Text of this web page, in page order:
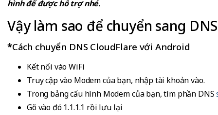
hình để được hỗ trợ nhé.
Vậy làm sao để chuyển sang
*Cách chuyển DNS CloudFlare với Android
Kết nối vào WiFi
Truy cập vào Modem của bạn, nhập tài khoản vào.
Trong bảng cấu hình Modem của bạn, tìm phần DNS
Gõ vào đó 1.1.1.1 rồi lưu lại